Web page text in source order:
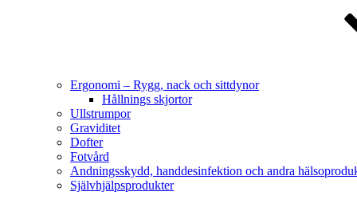
Ergonomi – Rygg, nack och sittdynor
Hållnings skjortor
Ullstrumpor
Graviditet
Dofter
Fotvård
Andningsskydd, handdesinfektion och andra
Självhjälpsprodukter